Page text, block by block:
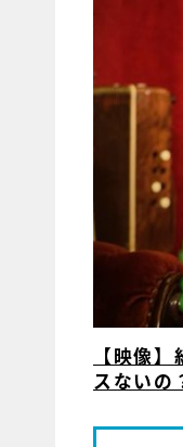
【映像
スないの